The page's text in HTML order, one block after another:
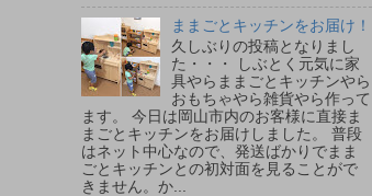
ままごとキッチンをお届け！
久しぶりの投稿となりまし
た・・・ しぶとく元気に家
具やらままごとキッチンやら
おもちゃやら雑貨やら作って
ます。 今日は岡山市内のお客様に直接ま
まごとキッチンをお届けしました。 普段
はネット中心なので、発送ばかりでまま
ごとキッチンとの初対面を見ることがで
きません。か...